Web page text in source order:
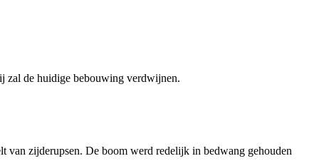
zal de huidige bebouwing verdwijnen.
van zijderupsen. De boom werd redelijk in bedwang gehouden